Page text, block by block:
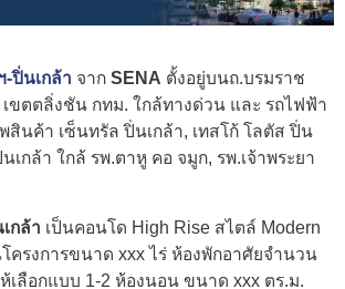
-ปิ่นเกล้า จาก SENA ตั้งอยู่บนถ.บรมราช
ขตตลิ่งชัน กทม. ใกล้ทางด่วน และ รถไฟฟ้า
สินค้า เซ็นทรัล ปิ่นเกล้า, เทสโก้ โลตัส ปิ่น
นเกล้า ใกล้ รพ.ตาหู คอ จมูก, รพ.เจ้าพระยา
กล้า เป็นคอนโด High Rise สไตล์ Modern
ครงการขนาด xxx ไร่ ห้องพักอาศัยจำนวน
เลือกแบบ 1-2 ห้องนอน ขนาด xxx ตร.ม.